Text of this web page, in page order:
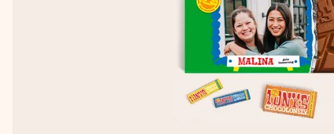
Montag - Freitag : 8:30 - 17:00 Uhr
Samstag - Sonntag : 8:30 - 13:00 Uhr